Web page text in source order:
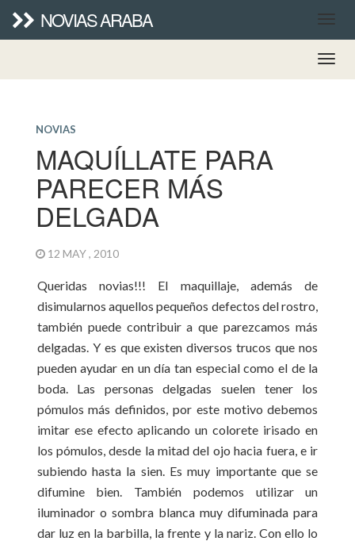
NOVIAS ARABA
NOVIAS
MAQUÍLLATE PARA
PARECER MÁS
DELGADA
12 MAY , 2010
Queridas novias!!! El maquillaje, además de
disimularnos aquellos pequeños defectos del rostro,
también puede contribuir a que parezcamos más
delgadas. Y es que existen diversos trucos que nos
pueden ayudar en un día tan especial como el de la
boda. Las personas delgadas suelen tener los
pómulos más definidos, por este motivo debemos
imitar ese efecto aplicando un colorete irisado en
los pómulos, desde la mitad del ojo hacia fuera, e ir
subiendo hasta la sien. Es muy importante que se
difumine bien. También podemos utilizar un
iluminador o sombra blanca muy difuminada para
dar luz en la barbilla, la frente y la nariz. Con ello lo